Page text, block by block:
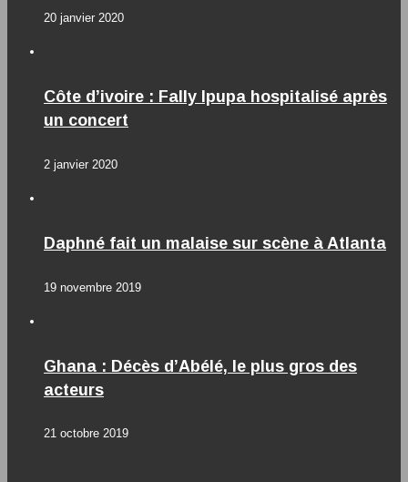
20 janvier 2020
Côte d’ivoire : Fally Ipupa hospitalisé après
un concert
2 janvier 2020
Daphné fait un malaise sur scène à Atlanta
19 novembre 2019
Ghana : Décès d’Abélé, le plus gros des
acteurs
21 octobre 2019